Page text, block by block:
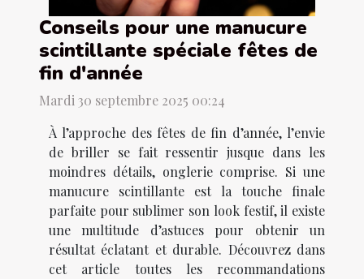
Conseils pour une manucure
scintillante spéciale fêtes de
fin d'année
Mardi 30 septembre 2025 00:24
À l’approche des fêtes de fin d’année, l’envie
de briller se fait ressentir jusque dans les
moindres détails, onglerie comprise. Si une
manucure scintillante est la touche finale
parfaite pour sublimer son look festif, il existe
une multitude d’astuces pour obtenir un
résultat éclatant et durable. Découvrez dans
cet article toutes les recommandations